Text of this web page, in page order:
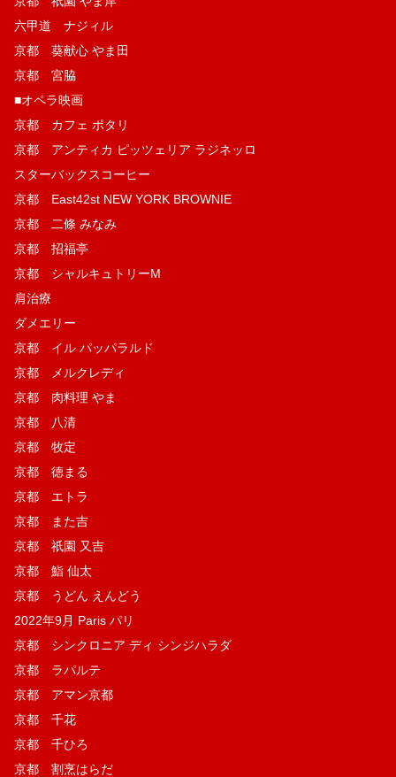
六甲道 ナジィル
京都 葵献心 やま田
京都 宮脇
■オペラ映画
京都 カフェ ポタリ
京都 アンティカ ピッツェリア ラジネッロ
スターバックスコーヒー
京都 East42st NEW YORK BROWNIE
京都 二條 みなみ
京都 招福亭
京都 シャルキュトリーM
肩治療
ダメエリー
京都 イル パッパラルド
京都 メルクレディ
京都 肉料理 やま
京都 八清
京都 牧定
京都 徳まる
京都 エトラ
京都 また吉
京都 祇園 又吉
京都 鮨 仙太
京都 うどん えんどう
2022年9月 Paris パリ
京都 シンクロニア ディ シンジハラダ
京都 ラパルテ
京都 アマン京都
京都 千花
京都 千ひろ
京都 割烹はらだ